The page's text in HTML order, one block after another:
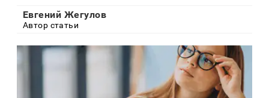
Евгений Жегулов
Автор статьи